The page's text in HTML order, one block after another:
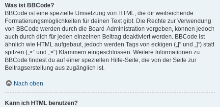
Was ist BBCode?
BBCode ist eine spezielle Umsetzung von HTML, die dir weitreichende
Formatierungsmöglichkeiten für deinen Text gibt. Die Rechte zur Verwendung
von BBCode werden durch die Board-Administration vergeben, können jedoch
auch durch dich für jeden einzelnen Beitrag deaktiviert werden. BBCode ist
ähnlich wie HTML aufgebaut, jedoch werden Tags von eckigen („[“ und „]“) statt
spitzen („<“ und „>“) Klammern eingeschlossen. Weitere Informationen zu
BBCode findest du auf einer speziellen Hilfe-Seite, die von der Seite zur
Beitragserstellung aus zugänglich ist.
Nach oben
Kann ich HTML benutzen?